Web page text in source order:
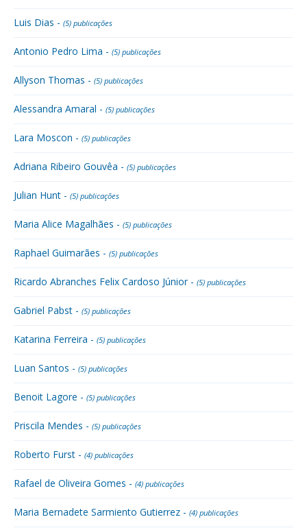
Luis Dias - (5) publicações
Antonio Pedro Lima - (5) publicações
Allyson Thomas - (5) publicações
Alessandra Amaral - (5) publicações
Lara Moscon - (5) publicações
Adriana Ribeiro Gouvêa - (5) publicações
Julian Hunt - (5) publicações
Maria Alice Magalhães - (5) publicações
Raphael Guimarães - (5) publicações
Ricardo Abranches Felix Cardoso Júnior - (5) publicações
Gabriel Pabst - (5) publicações
Katarina Ferreira - (5) publicações
Luan Santos - (5) publicações
Benoit Lagore - (5) publicações
Priscila Mendes - (5) publicações
Roberto Furst - (4) publicações
Rafael de Oliveira Gomes - (4) publicações
Maria Bernadete Sarmiento Gutierrez - (4) publicações